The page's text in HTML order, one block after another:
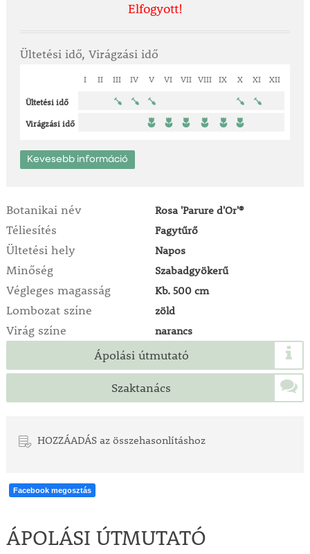
Elfogyott!
Ültetési idő, Virágzási idő
I II III IV V VI VII VIII IX X XI XII
Ültetési idő
Virágzási idő
Kevesebb információ
Botanikai név Rosa 'Parure d'Or'®
Téliesítés Fagytűrő
Ültetési hely Napos
Minőség Szabadgyökerű
Végleges magasság Kb. 500 cm
Lombozat színe zöld
Virág színe narancs
Ápolási útmutató
Szaktanács
HOZZÁADÁS az összehasonlításhoz
Facebook megosztás
ÁPOLÁSI ÚTMUTATÓ